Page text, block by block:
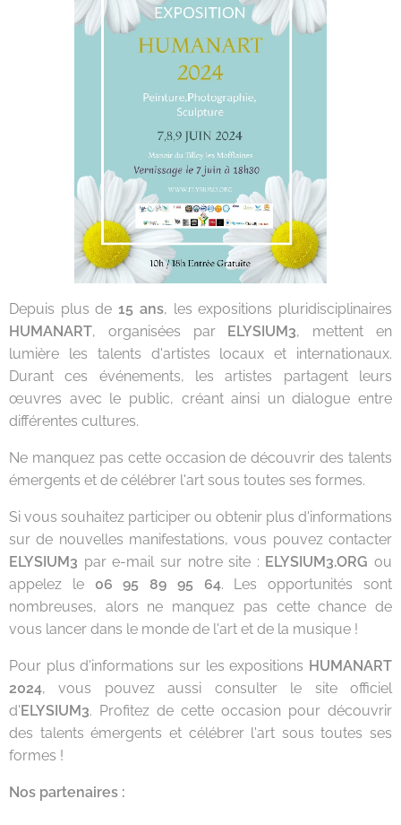
Depuis plus de15 ans, les expositions pluridisciplinaires
HUMANART, organisées par ELYSIUM3, mettent en
lumière les talents d'artistes locaux et internationaux.
Durant ces événements, les artistes partagent leurs
œuvres avec le public, créant ainsi un dialogue entre
différentes cultures.
Ne manquez pas cette occasion de découvrir des talents
émergents et de célébrer l'art sous toutes ses formes.
Si vous souhaitez participer ou obtenir plus d'informations
sur de nouvelles manifestations, vous pouvez contacter
ELYSIUM3 par e-mail sur notre site : ELYSIUM3.ORG ou
appelez le 06 95 89 95 64. Les opportunités sont
nombreuses, alors ne manquez pas cette chance de
vous lancer dans le monde de l'art et de la musique !
Pour plus d'informations sur les expositions HUMANART
2024, vous pouvez aussi consulter le site officiel
d'ELYSIUM3. Profitez de cette occasion pour découvrir
des talents émergents et célébrer l'art sous toutes ses
formes !
Nos partenaires :